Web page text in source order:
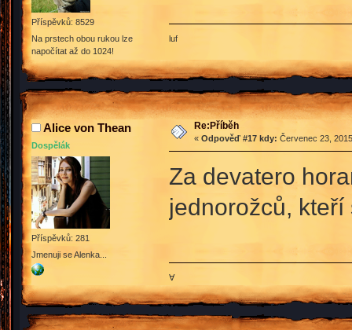
Příspěvků: 8529
Na prstech obou rukou lze
napočítat až do 1024!
luf
Alice von Thean
Dospělák
Příspěvků: 281
Jmenuji se Alenka...
Re:Příběh
« Odpověď #17 kdy: Červenec 23,
Za devatero
jednorožců,
∀